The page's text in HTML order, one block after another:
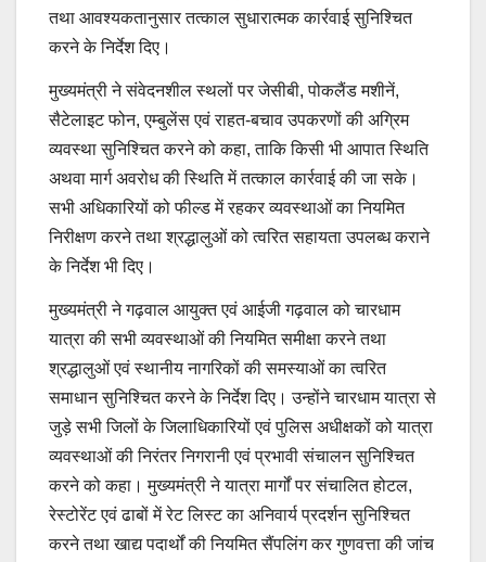
तथा आवश्यकतानुसार तत्काल सुधारात्मक कार्रवाई सुनिश्चित
करने के निर्देश दिए।
मुख्यमंत्री ने संवेदनशील स्थलों पर जेसीबी, पोकलैंड मशीनें,
सैटेलाइट फोन, एम्बुलेंस एवं राहत-बचाव उपकरणों की अग्रिम
व्यवस्था सुनिश्चित करने को कहा, ताकि किसी भी आपात स्थिति
अथवा मार्ग अवरोध की स्थिति में तत्काल कार्रवाई की जा सके।
सभी अधिकारियों को फील्ड में रहकर व्यवस्थाओं का नियमित
निरीक्षण करने तथा श्रद्धालुओं को त्वरित सहायता उपलब्ध कराने
के निर्देश भी दिए।
मुख्यमंत्री ने गढ़वाल आयुक्त एवं आईजी गढ़वाल को चारधाम
यात्रा की सभी व्यवस्थाओं की नियमित समीक्षा करने तथा
श्रद्धालुओं एवं स्थानीय नागरिकों की समस्याओं का त्वरित
समाधान सुनिश्चित करने के निर्देश दिए। उन्होंने चारधाम यात्रा से
जुड़े सभी जिलों के जिलाधिकारियों एवं पुलिस अधीक्षकों को यात्रा
व्यवस्थाओं की निरंतर निगरानी एवं प्रभावी संचालन सुनिश्चित
करने को कहा। मुख्यमंत्री ने यात्रा मार्गों पर संचालित होटल,
रेस्टोरेंट एवं ढाबों में रेट लिस्ट का अनिवार्य प्रदर्शन सुनिश्चित
करने तथा खाद्य पदार्थों की नियमित सैंपलिंग कर गुणवत्ता की जांच